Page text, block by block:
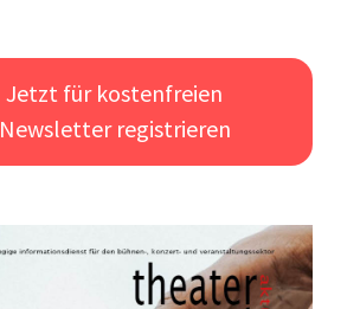
Jetzt für kostenfreien
Newsletter registrieren